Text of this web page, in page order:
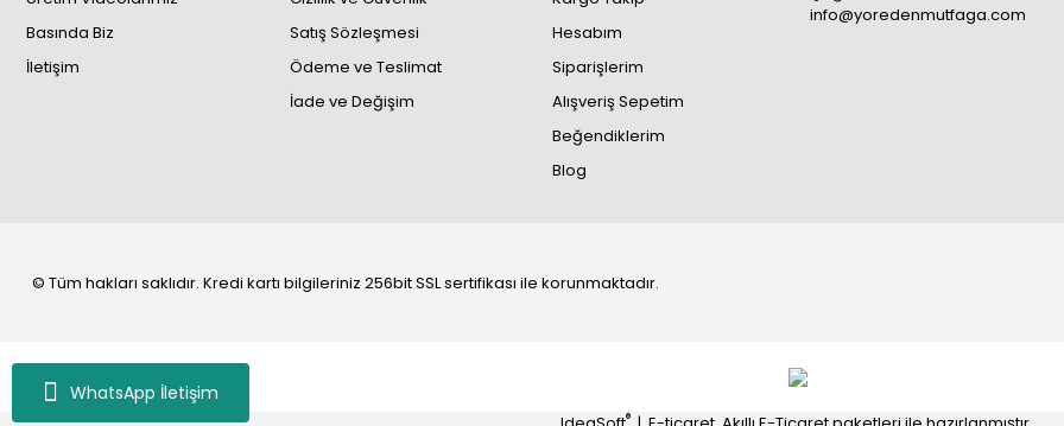
WhatsApp İletişim
Basında Biz
İletişim
Satış Sözleşmesi
Ödeme ve Teslimat
İade ve Değişim
Hesabım
Siparişlerim
Alışveriş Sepetim
Beğendiklerim
Blog
info@yoredenmutfaga.com
© Tüm hakları saklıdır. Kredi kartı bilgileriniz 256bit SSL sertifikası ile korunmaktadır.
®